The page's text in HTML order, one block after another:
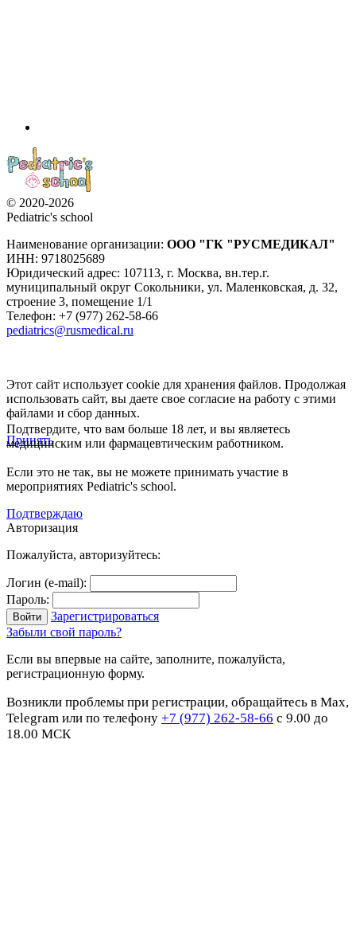
© 2020-2026
Pediatric's school
Наименование организации: ООО "ГК "РУСМЕДИКАЛ"
ИНН: 9718025689
Юридический адрес: 107113, г. Москва, вн.тер.г.
муниципальный округ Сокольники, ул. Маленковская, д. 32,
строение 3, помещение 1/1
Телефон: +7 (977) 262-58-66
pediatrics@rusmedical.ru
Этот сайт использует cookie для хранения файлов. Продолжая
использовать сайт, вы даете свое согласие на работу с этими
файлами и сбор данных.
Принять
Подтвердите, что вам больше 18 лет, и вы являетесь
медицинским или фармацевтическим работником.
Если это не так, вы не можете принимать участие в
мероприятиях Pediatric's school.
Подтверждаю
Авторизация
Пожалуйста, авторизуйтесь:
Логин (e-mail):
Пароль:
Зарегистрироваться
Забыли свой пароль?
Если вы впервые на сайте, заполните, пожалуйста,
регистрационную форму.
Возникли проблемы при регистрации, обращайтесь в Max,
Telegram или по телефону +7 (977) 262-58-66 с 9.00 до
18.00 МСК